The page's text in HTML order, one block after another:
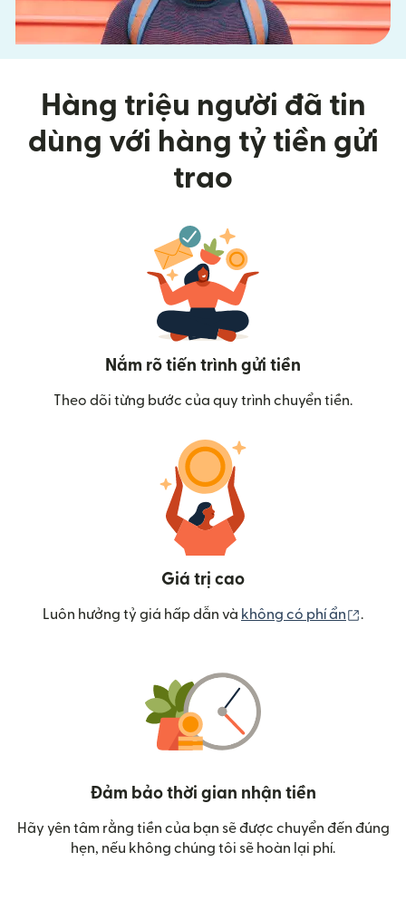
Hàng triệu người đã tin
dùng với hàng tỷ tiền gửi
trao
Nắm rõ tiến trình gửi tiền
Theo dõi từng bước của quy trình chuyển tiền.
Giá trị cao
Luôn hưởng tỷ giá hấp dẫn và không có phí ẩn .
Đảm bảo thời gian nhận tiền
Hãy yên tâm rằng tiền của bạn sẽ được chuyển đến đúng
hẹn, nếu không chúng tôi sẽ hoàn lại phí.